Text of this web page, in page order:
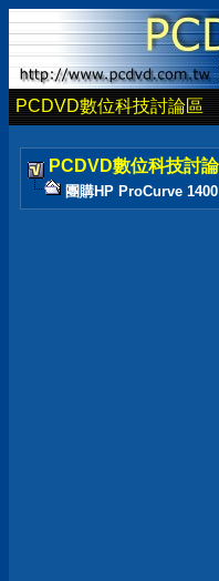
PCDVD數位科技討論區
PCDVD數位科技討
團購HP ProCurve